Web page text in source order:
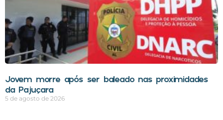
Jovem morre após ser baleado nas proximidades
da Pajuçara
5 de agosto de 2026